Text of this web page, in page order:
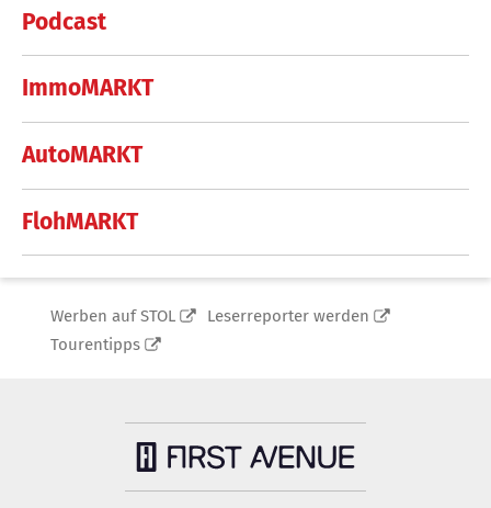
Podcast
ImmoMARKT
AutoMARKT
FlohMARKT
Werben auf STOL
Leserreporter werden
Tourentipps